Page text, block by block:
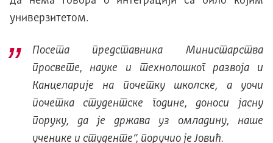
универзитетом.
Посета представника Министарства
просвете, науке и технолошког развоја и
Канцеларије на почетку школске, а уочи
почетка студентске године, доноси јасну
поруку, да је држава уз омладину, наше
ученике и студeнте”, поручио је Јовић.